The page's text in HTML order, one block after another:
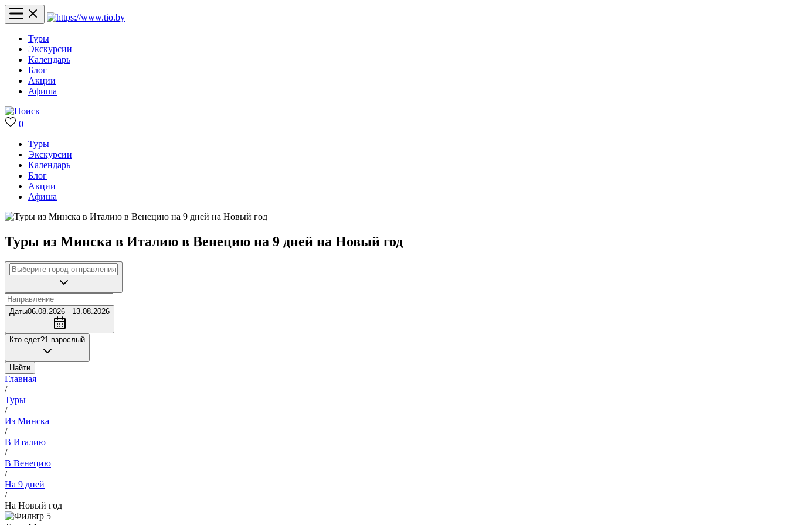
Туры
Экскурсии
Календарь
Блог
Акции
Афиша
0
Туры
Экскурсии
Календарь
Блог
Акции
Афиша
Туры из Минска в Италию в Венецию на 9 дней на Новый год
Даты06.08.2026 - 13.08.2026
Кто едет?1 взрослый
Найти
Главная
/
Туры
/
Из Минска
/
В Италию
/
В Венецию
/
На 9 дней
/
На Новый год
5